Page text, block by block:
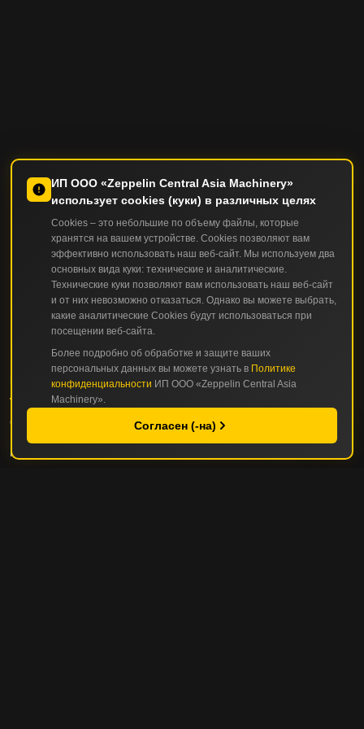
КАТАЛОГ
СТРОИТЕЛЬНАЯ И ДОРОЖНО-СТРОИТЕЛЬНАЯ ТЕХНИКА
ГОРНАЯ И КАРЬЕРНАЯ ТЕХНИКА
ИП ООО «Zeppelin Central Asia Machinery»
использует cookies (куки) в различных целях
Cookies – это небольшие по объему файлы, которые
хранятся на вашем устройстве. Cookies позволяют вам
эффективно использовать наш веб-сайт. Мы используем два
основных вида куки: технические и аналитические.
Технические куки позволяют вам использовать наш веб-сайт
и от них невозможно отказаться. Однако вы можете выбрать,
какие аналитические Cookies будут использоваться при
посещении веб-сайта.
Более подробно об обработке и защите ваших
персональных данных вы можете узнать в Политике
конфиденциальности ИП ООО «Zeppelin Central Asia
Machinery».
Согласен (-на)